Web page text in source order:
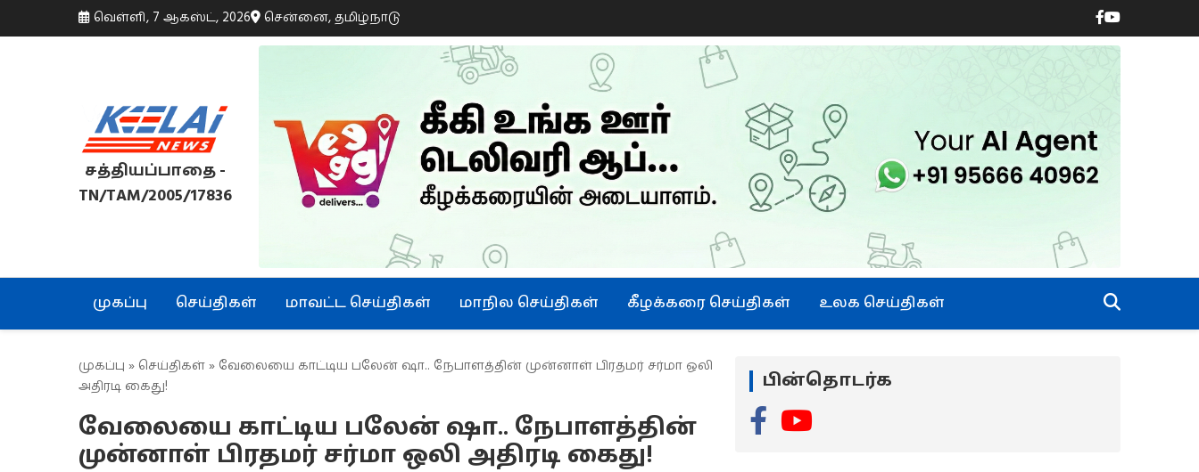
வெள்ளி, 7 ஆகஸ்ட், 2026 சென்னை, தமிழ்நாடு
சத்தியப்பாதை -
TN/TAM/2005/17836
முகப்பு செய்திகள் மாவட்ட செய்திகள் மாநில செய்திகள் கீழக்கரை செய்திகள் உலக செய்திகள்
முகப்பு » செய்திகள் » வேலையை காட்டிய பலேன் ஷா.. நேபாளத்தின் முன்னாள் பிரதமர் சர்மா ஒலி
அதிரடி கைது!
வேலையை காட்டிய பலேன் ஷா.. நேபாளத்தின்
முன்னாள் பிரதமர் சர்மா ஒலி அதிரடி கைது!
பின்தொடர்க